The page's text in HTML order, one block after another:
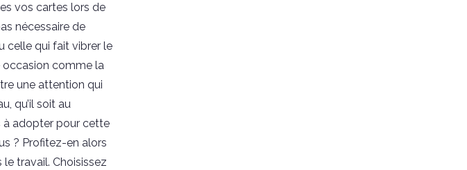
vos cartes lors de
nécessaire de
celle qui fait vibrer le
occasion comme la
une attention qui
qu’il soit au
à adopter pour cette
? Profitez-en alors
le travail. Choisissez